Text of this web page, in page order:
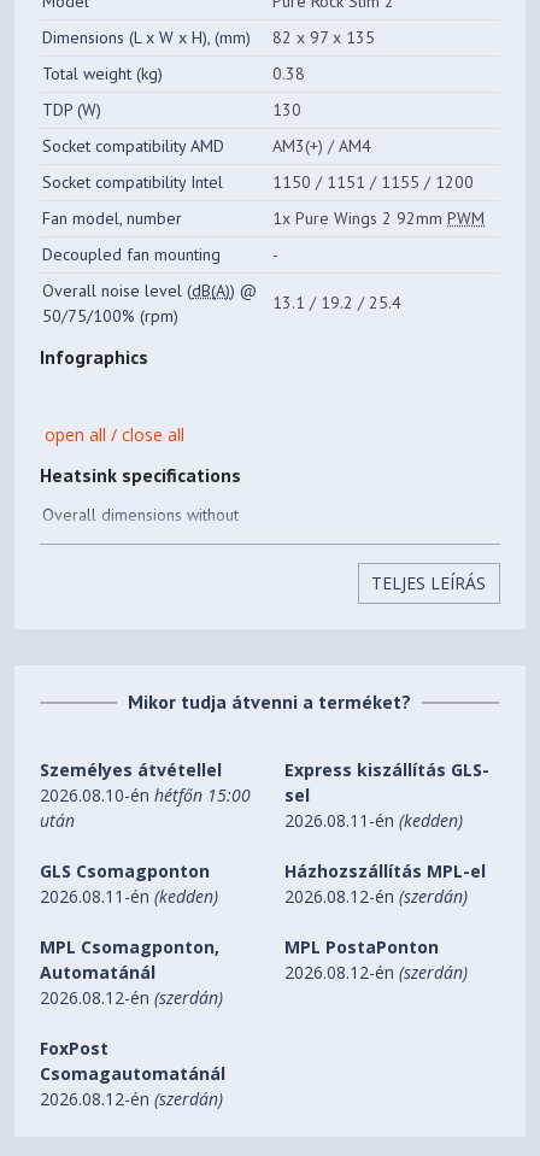
Dimensions (L x W x H), (mm)
82 x 97 x 135
Total weight (kg)
0.38
TDP (W)
130
Socket compatibility AMD
AM3(+) / AM4
Socket compatibility Intel
1150 / 1151 / 1155 / 1200
Fan model, number
1x Pure Wings 2 92mmPWM
Decoupled fan mounting
-
Overall noise level (dB(A)) @
50/75/100% (rpm)
13.1 / 19.2 / 25.4
Infographics
open all / close all
Heatsink specifications
Overall dimensions without
mounting material (L x W x H),
58 x 97 x 135
CPU contact surface
Heat pipe direct touch
(mm)
Color
Silver
Fan specifications
Speed @ 100% PWM/12V
(rpm)
2000
Motor technology
RatedVoltage(V)
TELJES LEÍRÁS
Mikor tudja átvenni a terméket?
Személyes átvétellel
2026.08.10-énhétfőn 15:00
után
Express kiszállítás GLS-
sel
2026.08.11-én(kedden)
GLS Csomagponton
2026.08.11-én(kedden)
Házhozszállítás MPL-el
2026.08.12-én(szerdán)
MPL Csomagponton,
Automatánál
2026.08.12-én(szerdán)
MPL PostaPonton
2026.08.12-én(szerdán)
FoxPost
Csomagautomatánál
2026.08.12-én(szerdán)